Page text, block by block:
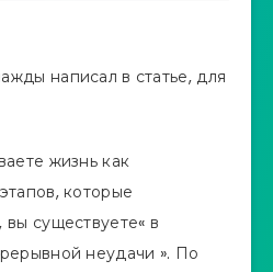
написал в статье, для
жизнь как
которые
существуете« в
неудачи ». По